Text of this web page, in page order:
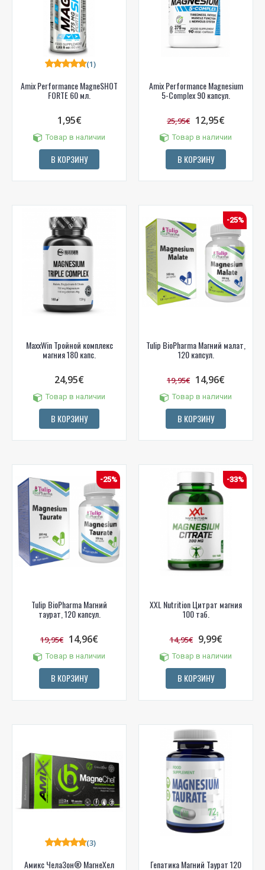
Amix Performance MagneSHOT
FORTE 60 мл.
(1)
1,95€
Товар в наличии
В КОРЗИНУ
Amix Performance Magnesium
5-Complex 90 капсул.
25,95€ 12,95€
Товар в наличии
В КОРЗИНУ
MaxxWin Тройной комплекс
магния 180 капс.
24,95€
Товар в наличии
В КОРЗИНУ
-25%
Tulip BioPharma Магний малат,
120 капсул.
19,95€ 14,96€
Товар в наличии
В КОРЗИНУ
-25%
Tulip BioPharma Магний
таурат, 120 капсул.
19,95€ 14,96€
Товар в наличии
В КОРЗИНУ
-33%
XXL Nutrition Цитрат магния
100 таб.
14,95€ 9,99€
Товар в наличии
В КОРЗИНУ
Амикс ЧелаЗон® МагнеХел
(3)
Гепатика Магний Таурат 120